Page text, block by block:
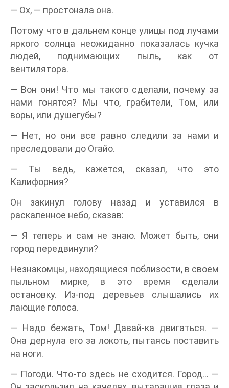
— Ох, — простонала она.
Потому что в дальнем конце улицы под лучами
яркого солнца неожиданно показалась кучка
людей, поднимающих пыль, как от
вентилятора.
— Вон они! Что мы такого сделали, почему за
нами гонятся? Мы что, грабители, Том, или
воры, или душегубы?
— Нет, но они все равно следили за нами и
преследовали до Огайо.
— Ты ведь, кажется, сказал, что это
Калифорния?
Он закинул голову назад и уставился в
раскаленное небо, сказав:
— Я теперь и сам не знаю. Может быть, они
город передвинули?
Незнакомцы, находящиеся поблизости, в своем
пыльном мирке, в это время сделали
остановку. Из-под деревьев слышались их
лающие голоса.
— Надо бежать, Том! Давай-ка двигаться. —
Она дернула его за локоть, пытаясь поставить
на ноги.
— Погоди. Что-то здесь не сходится. Город… —